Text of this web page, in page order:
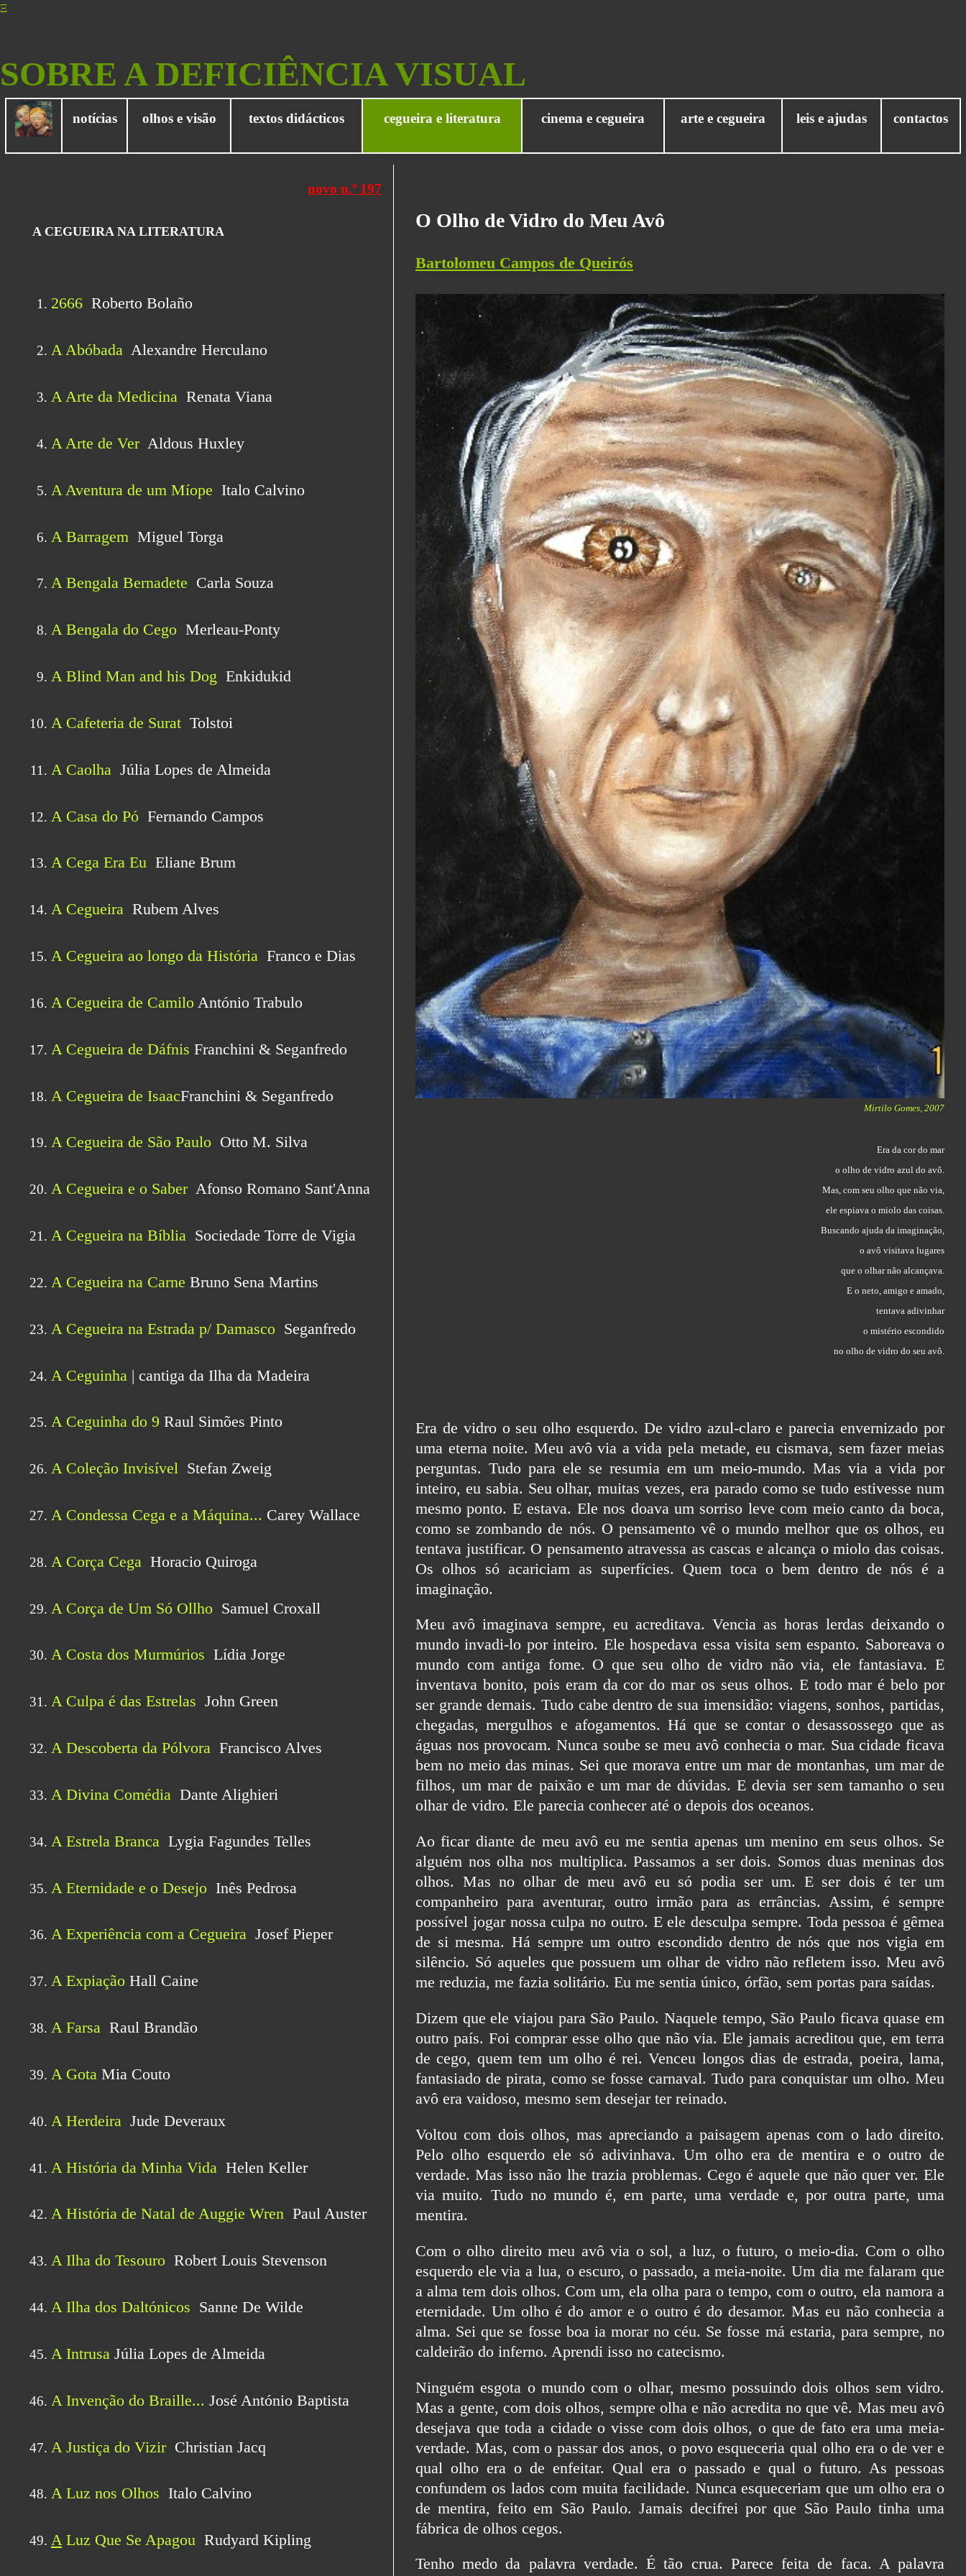
Ξ
SOBRE A DEFICIÊNCIA VISUAL
notícias olhos e visão textos didácticos cegueira e literatura cinema e cegueira arte e cegueira leis e ajudas contactos
O Olho de Vidro do Meu Avô
Bartolomeu Campos de Queirós
Mirtilo Gomes, 2007
Era da cor do mar
o olho de vidro azul do avô.
Mas, com seu olho que não via,
ele espiava o miolo das coisas.
Buscando ajuda da imaginação,
o avô visitava lugares
que o olhar não alcançava.
E o neto, amigo e amado,
tentava adivinhar
o mistério escondido
no olho de vidro do seu avô.
Era de vidro o seu olho esquerdo. De vidro azul-claro e parecia envernizado por
uma eterna noite. Meu avô via a vida pela metade, eu cismava, sem fazer meias
perguntas. Tudo para ele se resumia em um meio-mundo. Mas via a vida por
inteiro, eu sabia. Seu olhar, muitas vezes, era parado como se tudo estivesse num
mesmo ponto. E estava. Ele nos doava um sorriso leve com meio canto da boca,
como se zombando de nós. O pensamento vê o mundo melhor que os olhos, eu
tentava justificar. O pensamento atravessa as cascas e alcança o miolo das coisas.
Os olhos só acariciam as superfícies. Quem toca o bem dentro de nós é a
imaginação.
Meu avô imaginava sempre, eu acreditava. Vencia as horas lerdas deixando o
mundo invadi-lo por inteiro. Ele hospedava essa visita sem espanto. Saboreava o
mundo com antiga fome. O que seu olho de vidro não via, ele fantasiava. E
inventava bonito, pois eram da cor do mar os seus olhos. E todo mar é belo por
ser grande demais. Tudo cabe dentro de sua imensidão: viagens, sonhos, partidas,
chegadas, mergulhos e afogamentos. Há que se contar o desassossego que as
águas nos provocam. Nunca soube se meu avô conhecia o mar. Sua cidade ficava
bem no meio das minas. Sei que morava entre um mar de montanhas, um mar de
filhos, um mar de paixão e um mar de dúvidas. E devia ser sem tamanho o seu
olhar de vidro. Ele parecia conhecer até o depois dos oceanos.
Ao ficar diante de meu avô eu me sentia apenas um menino em seus olhos. Se
alguém nos olha nos multiplica. Passamos a ser dois. Somos duas meninas dos
olhos. Mas no olhar de meu avô eu só podia ser um. E ser dois é ter um
companheiro para aventurar, outro irmão para as errâncias. Assim, é sempre
possível jogar nossa culpa no outro. E ele desculpa sempre. Toda pessoa é gêmea
de si mesma. Há sempre um outro escondido dentro de nós que nos vigia em
silêncio. Só aqueles que possuem um olhar de vidro não refletem isso. Meu avô
me reduzia, me fazia solitário. Eu me sentia único, órfão, sem portas para saídas.
Dizem que ele viajou para São Paulo. Naquele tempo, São Paulo ficava quase em
outro país. Foi comprar esse olho que não via. Ele jamais acreditou que, em terra
de cego, quem tem um olho é rei. Venceu longos dias de estrada, poeira, lama,
fantasiado de pirata, como se fosse carnaval. Tudo para conquistar um olho. Meu
avô era vaidoso, mesmo sem desejar ter reinado.
Voltou com dois olhos, mas apreciando a paisagem apenas com o lado direito.
Pelo olho esquerdo ele só adivinhava. Um olho era de mentira e o outro de
verdade. Mas isso não lhe trazia problemas. Cego é aquele que não quer ver. Ele
via muito. Tudo no mundo é, em parte, uma verdade e, por outra parte, uma
mentira.
Com o olho direito meu avô via o sol, a luz, o futuro, o meio-dia. Com o olho
esquerdo ele via a lua, o escuro, o passado, a meia-noite. Um dia me falaram que
a alma tem dois olhos. Com um, ela olha para o tempo, com o outro, ela namora a
eternidade. Um olho é do amor e o outro é do desamor. Mas eu não conhecia a
alma. Sei que se fosse boa ia morar no céu. Se fosse má estaria, para sempre, no
caldeirão do inferno. Aprendi isso no catecismo.
Ninguém esgota o mundo com o olhar, mesmo possuindo dois olhos sem vidro.
Mas a gente, com dois olhos, sempre olha e não acredita no que vê. Mas meu avô
desejava que toda a cidade o visse com dois olhos, o que de fato era uma meia-
verdade. Mas, com o passar dos anos, o povo esqueceria qual olho era o de ver e
qual olho era o de enfeitar. Qual era o passado e qual o futuro. As pessoas
confundem os lados com muita facilidade. Nunca esqueceriam que um olho era o
de mentira, feito em São Paulo. Jamais decifrei por que São Paulo tinha uma
fábrica de olhos cegos.
Tenho medo da palavra verdade. É tão crua. Parece feita de faca. A palavra